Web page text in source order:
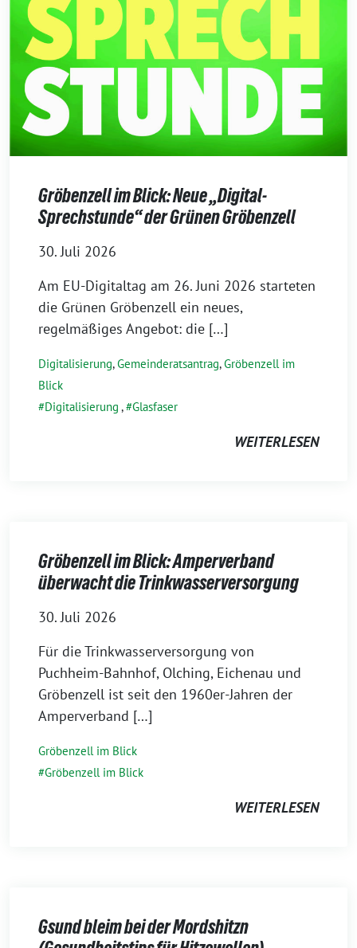
Gröbenzell im Blick: Neue „Digital-
Sprechstunde“ der Grünen Gröbenzell
30. Juli 2026
Am EU-Digitaltag am 26. Juni 2026 starteten
die Grünen Gröbenzell ein neues,
regelmäßiges Angebot: die […]
Digitalisierung,Gemeinderatsantrag,Gröbenzell im
Blick
Digitalisierung , Glasfaser
WEITERLESEN
Gröbenzell im Blick: Amperverband
überwacht die Trinkwasserversorgung
30. Juli 2026
Für die Trinkwasserversorgung von
Puchheim-Bahnhof, Olching, Eichenau und
Gröbenzell ist seit den 1960er-Jahren der
Amperverband […]
Gröbenzell im Blick
Gröbenzell im Blick
WEITERLESEN
Gsund bleim bei der Mordshitzn